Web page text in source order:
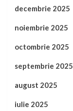
decembrie 2025
noiembrie 2025
octombrie 2025
septembrie 2025
august 2025
iulie 2025